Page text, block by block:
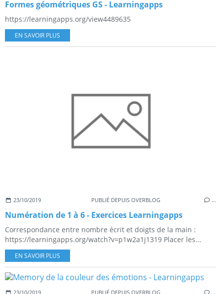
Formes géométriques GS - Learningapps
https://learningapps.org/view4489635
EN SAVOIR PLUS
23/10/2019 PUBLIÉ DEPUIS OVERBLOG …
Numération de 1 à 6 - Exercices Learningapps
Correspondance entre nombre écrit et doigts de la main :
https://learningapps.org/watch?v=p1w2a1j1319 Placer les...
EN SAVOIR PLUS
23/10/2019 PUBLIÉ DEPUIS OVERBLOG …